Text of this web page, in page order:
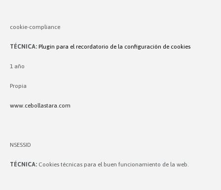
cookie-compliance
TÉCNICA: Plugin para el recordatorio de la configuración de cookies
1 año
Propia
www.cebollastara.com
NSESSID
TÉCNICA: Cookies técnicas para el buen funcionamiento de la web.